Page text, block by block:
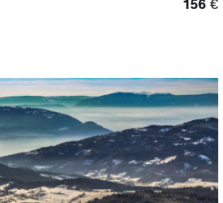
156€